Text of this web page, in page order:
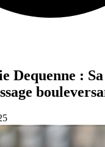
Dequenne :